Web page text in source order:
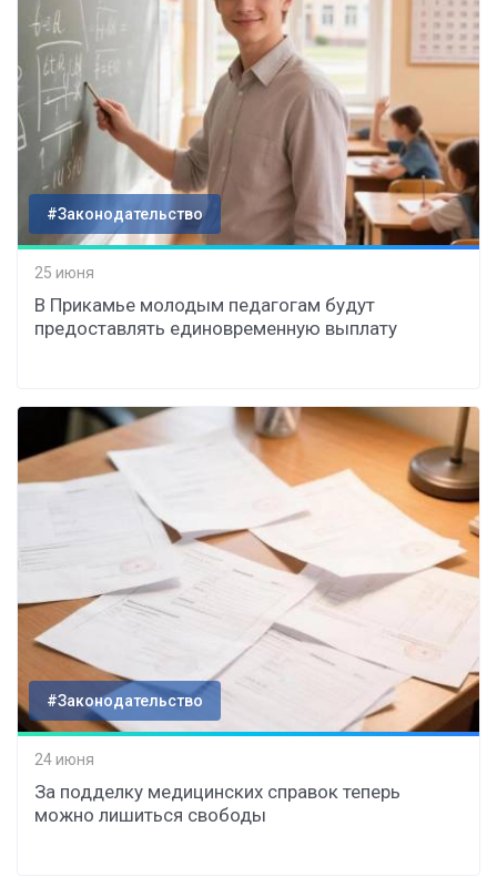
#Законодательство
25 июня
В Прикамье молодым педагогам будут
предоставлять единовременную выплату
#Законодательство
24 июня
За подделку медицинских справок теперь
можно лишиться свободы